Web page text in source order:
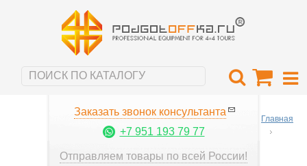
Заказать звонок консультанта
+7 951 193 79 77
Отправляем товары по всей России!
Главная